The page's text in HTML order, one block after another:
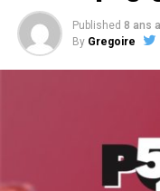
Published 8 ans
By Gregoire